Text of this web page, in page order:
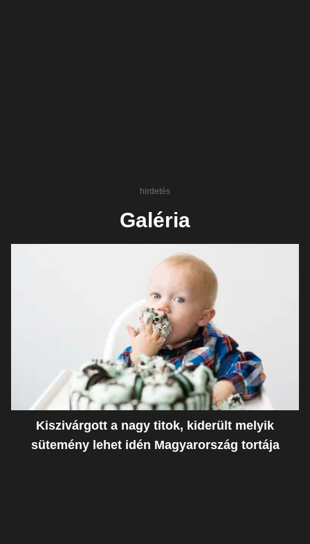
hirdetés
Galéria
Kiszivárgott a nagy titok, kiderült melyik
sütemény lehet idén Magyarország tortája